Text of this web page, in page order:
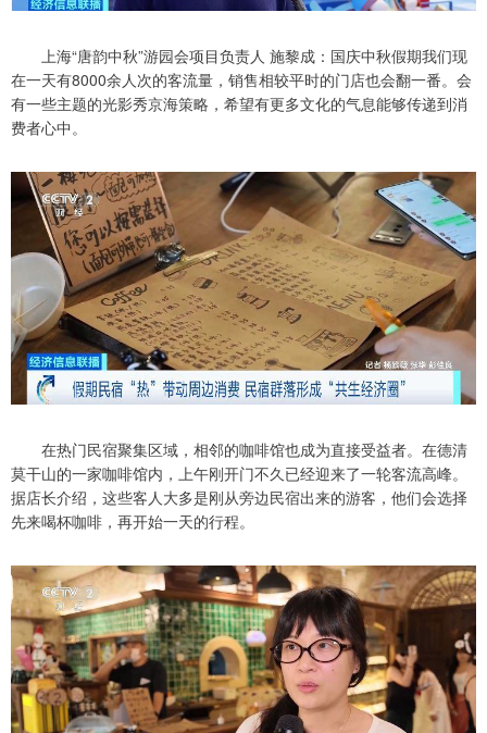
上海“唐韵中秋”游园会项目负责人 施黎成：国庆中秋假期我们现
在一天有8000余人次的客流量，销售相较平时的门店也会翻一番。会
有一些主题的光影秀京海策略，希望有更多文化的气息能够传递到消
费者心中。
在热门民宿聚集区域，相邻的咖啡馆也成为直接受益者。在德清
莫干山的一家咖啡馆内，上午刚开门不久已经迎来了一轮客流高峰。
据店长介绍，这些客人大多是刚从旁边民宿出来的游客，他们会选择
先来喝杯咖啡，再开始一天的行程。